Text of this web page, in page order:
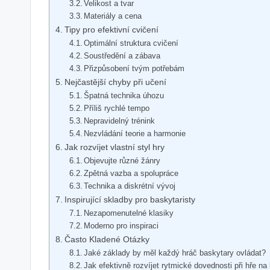
Velikost a tvar
Materiály a cena
Tipy pro efektivní cvičení
Optimální struktura cvičení
Soustředění a zábava
Přizpůsobení tvým potřebám
Nejčastější chyby při učení
Špatná technika úhozu
Příliš rychlé tempo
Nepravidelný trénink
Nezvládání teorie a harmonie
Jak rozvíjet vlastní styl hry
Objevujte různé žánry
Zpětná vazba a spolupráce
Technika a diskrétní vývoj
Inspirující skladby pro baskytaristy
Nezapomenutelné klasiky
Moderno pro inspiraci
Často Kladené Otázky
Jaké základy by měl každý hráč baskytary ovládat?
Jak efektivně rozvíjet rytmické dovednosti při hře na